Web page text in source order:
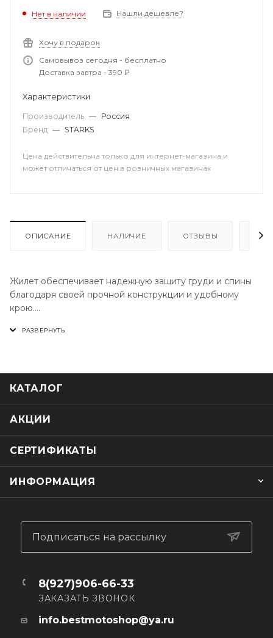
Нет в наличии Нашли дешевле?
Хочу в подарок
Самовывоз сегодня - бесплатно
Доставка завтра - 390 ₽
Характеристики
Производитель — Россия
Бренд — STARKS
Цена действительна только для интернет-магазина и
может отличаться от цен в розничных магазинах
ОПИСАНИЕ НАЛИЧИЕ ОТЗЫВЫ
Жилет обеспечивает надежную защиту груди и спины
благодаря своей прочной конструкции и удобному
крою.
Элементы можно регулировать относительно друг друга
Ударопрочный пластик и вентилируемый материал не
вызывают дискомфорта при носке.
Моточерепаха выполнена в стильном черном цвете,
КАТАЛОГ
АКЦИИ
СЕРТИФИКАТЫ
ИНФОРМАЦИЯ
Подписаться на рассылку
8(927)906-66-33
ЗАКАЗАТЬ ЗВОНОК
info.bestmotoshop@ya.ru